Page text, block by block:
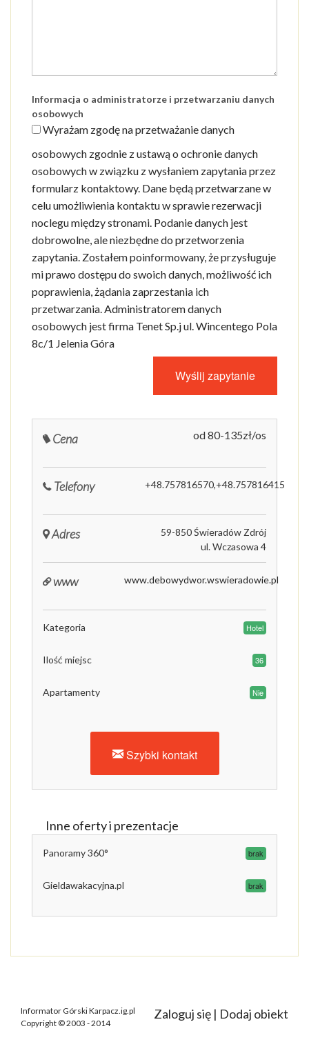
Informacja o administratorze i przetwarzaniu danych
osobowych
Wyrażam zgodę na przetważanie danych
osobowych zgodnie z ustawą o ochronie danych
osobowych w związku z wysłaniem zapytania przez
formularz kontaktowy. Dane będą przetwarzane w
celu umożliwienia kontaktu w sprawie rezerwacji
noclegu między stronami. Podanie danych jest
dobrowolne, ale niezbędne do przetworzenia
zapytania. Zostałem poinformowany, że przysługuje
mi prawo dostępu do swoich danych, możliwość ich
poprawienia, żądania zaprzestania ich
przetwarzania. Administratorem danych
osobowych jest firma Tenet Sp.j ul. Wincentego Pola
8c/1 Jelenia Góra
Cena od 80-135zł/os
Telefony +48.757816570,+48.757816415
Adres
59-850 Świeradów Zdrój
ul. Wczasowa 4
www www.debowydwor.wswieradowie.pl
Kategoria Hotel
Ilość miejsc 36
Apartamenty Nie
Szybki kontakt
Inne oferty i prezentacje
Panoramy 360° brak
Gieldawakacyjna.pl brak
Zaloguj się | Dodaj obiekt
Informator Górski Karpacz.ig.pl
Copyright © 2003 - 2014